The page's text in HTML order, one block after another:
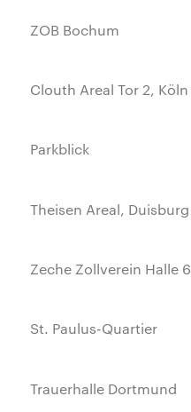
ZOB Bochum
Clouth Areal Tor 2, Köln
Parkblick
Theisen Areal, Duisburg
Zeche Zollverein Halle 6
St. Paulus-Quartier
Trauerhalle Dortmund